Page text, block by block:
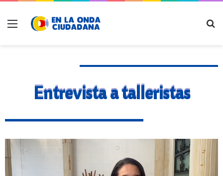
Entrevista a talleristas